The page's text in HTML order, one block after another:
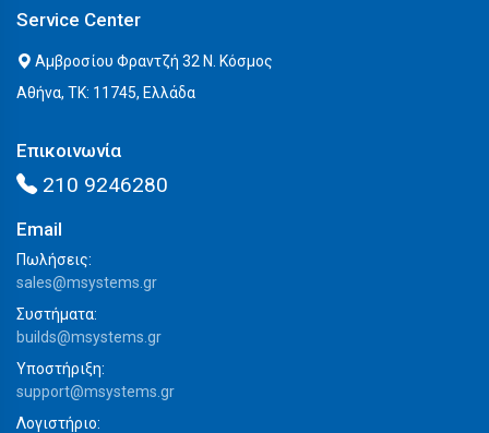
Service Center
Αμβροσίου Φραντζή 32 Ν. Κόσμος
Αθήνα, ΤΚ: 11745, Ελλάδα
Επικοινωνία
210 9246280
Email
Πωλήσεις:
sales@msystems.gr
Συστήματα:
builds@msystems.gr
Υποστήριξη:
support@msystems.gr
Λογιστήριο: